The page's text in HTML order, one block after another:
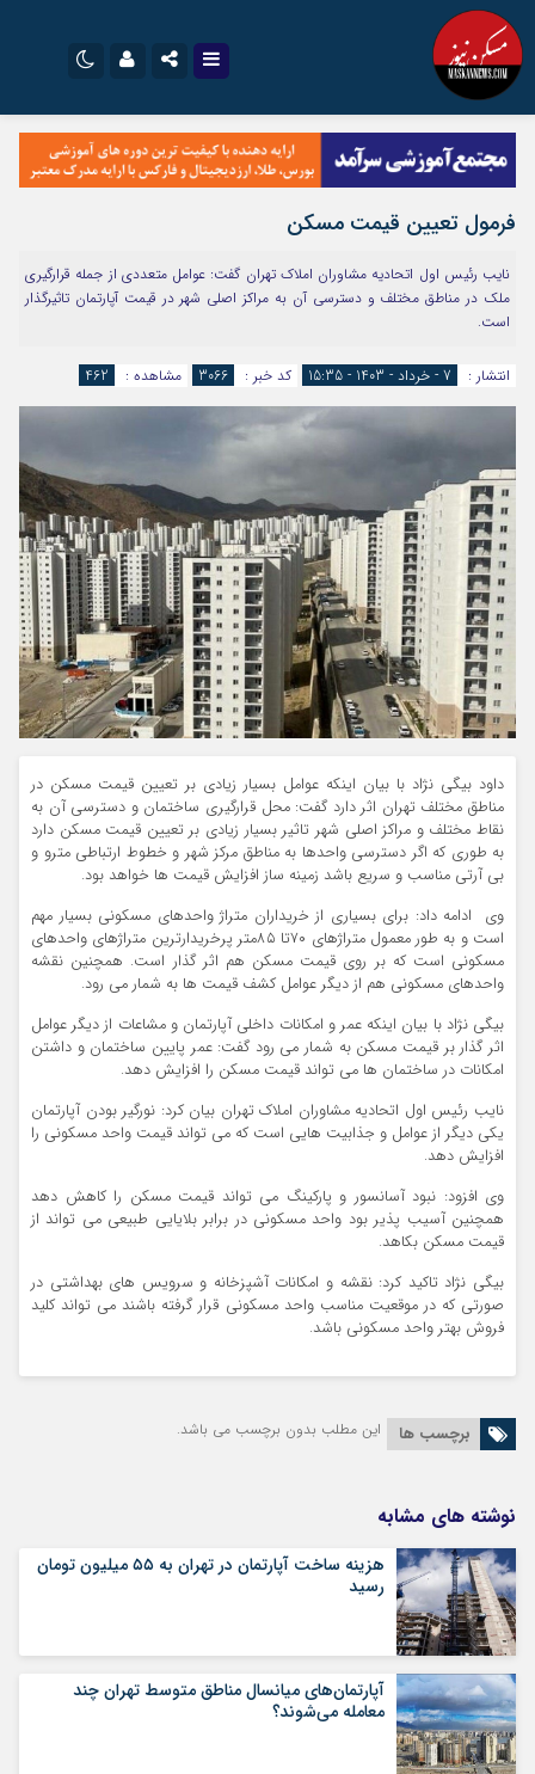
اینستاگرام
تلگرام
سروش
ایتا
آپارات
نام کاربری یا نشانی ایمیل
رمز عبور
مرا به خاطر بسپار
فرمول تعیین قیمت مسکن
نایب رئیس اول اتحادیه مشاوران املاک تهران گفت: عوامل متعددی از جمله قرارگیری
ملک در مناطق مختلف و دسترسی آن به مراکز اصلی شهر در قیمت آپارتمان تاثیرگذار
است.
انتشار : 7 - خرداد - 1403 - 15:35 کد خبر : 3066 مشاهده : 462
داود بیگی نژاد با بیان اینکه عوامل بسیار زیادی بر تعیین قیمت مسکن در
مناطق مختلف تهران اثر دارد گفت: محل قرارگیری ساختمان و دسترسی آن به
نقاط مختلف و مراکز اصلی شهر تاثیر بسیار زیادی بر تعیین قیمت مسکن دارد
به طوری که اگر دسترسی واحدها به مناطق مرکز شهر و خطوط ارتباطی مترو و
بی آرتی مناسب و سریع باشد زمینه ساز افزایش قیمت ها خواهد بود.
وی ادامه داد: برای بسیاری از خریداران متراژ واحدهای مسکونی بسیار مهم
است و به طور معمول متراژهای ۷۰تا ۸۵متر پرخریدارترین متراژهای واحدهای
مسکونی است که بر روی قیمت مسکن هم اثر گذار است. همچنین نقشه
واحدهای مسکونی هم از دیگر عوامل کشف قیمت ها به شمار می رود.
بیگی نژاد با بیان اینکه عمر و امکانات داخلی آپارتمان و مشاعات از دیگر عوامل
اثر گذار بر قیمت مسکن به شمار می رود گفت: عمر پایین ساختمان و داشتن
امکانات در ساختمان ها می تواند قیمت مسکن را افزایش دهد.
نایب رئیس اول اتحادیه مشاوران املاک تهران بیان کرد: نورگیر بودن آپارتمان
یکی دیگر از عوامل و جذابیت هایی است که می تواند قیمت واحد مسکونی را
افزایش دهد.
وی افزود: نبود آسانسور و پارکینگ می تواند قیمت مسکن را کاهش دهد
همچنین آسیب پذیر بود واحد مسکونی در برابر بلایایی طبیعی می تواند از
قیمت مسکن بکاهد.
بیگی نژاد تاکید کرد: نقشه و امکانات آشپزخانه و سرویس های بهداشتی در
صورتی که در موقعیت مناسب واحد مسکونی قرار گرفته باشند می تواند کلید
فروش بهتر واحد مسکونی باشد.
برچسب ها این مطلب بدون برچسب می باشد.
نوشته های مشابه
هزینه ساخت آپارتمان در تهران به ۵۵ میلیون تومان
رسید
آپارتمان‌های میانسال‌ مناطق متوسط تهران چند
معامله می‌شوند؟